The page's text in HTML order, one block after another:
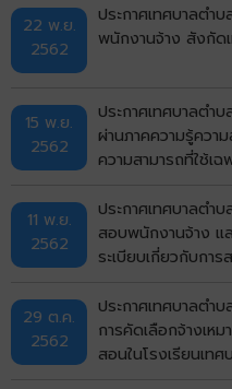
22 พ.ย.
2562
ประกาศเทศบาลตำ
พนักงานจ้าง สังกัด
15 พ.ย.
2562
ประกาศเทศบาลตำ
ผ่านภาคความรู้ควา
ความสามารถที่ใช้เ
11 พ.ย.
2562
ประกาศเทศบาลตำ
สอบพนักงานจ้าง แ
ระเบียบเกี่ยวกับกา
29 ต.ค.
2562
ประกาศเทศบาลตำ
การคัดเลือกจ้างเห
สอนในโรงเรียนเทศ